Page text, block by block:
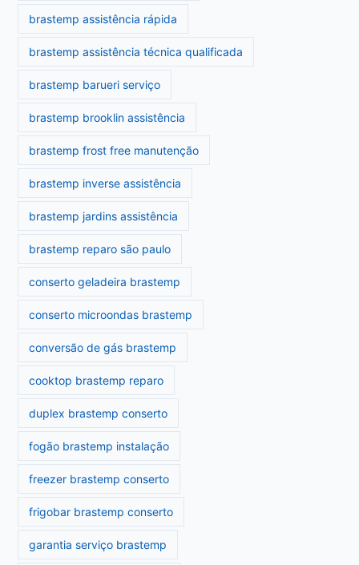
brastemp assistência rápida
brastemp assistência técnica qualificada
brastemp barueri serviço
brastemp brooklin assistência
brastemp frost free manutenção
brastemp inverse assistência
brastemp jardins assistência
brastemp reparo são paulo
conserto geladeira brastemp
conserto microondas brastemp
conversão de gás brastemp
cooktop brastemp reparo
duplex brastemp conserto
fogão brastemp instalação
freezer brastemp conserto
frigobar brastemp conserto
garantia serviço brastemp